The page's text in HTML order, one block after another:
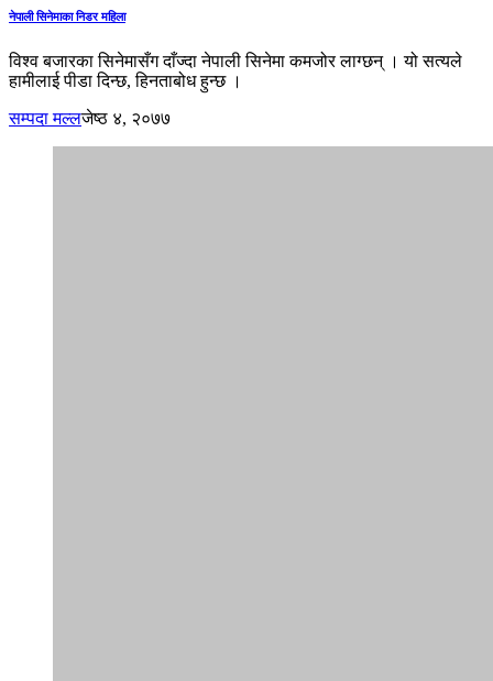
नेपाली सिनेमाका निडर महिला
विश्व बजारका सिनेमासँग दाँज्दा नेपाली सिनेमा कमजोर लाग्छन् । यो सत्यले
हामीलाई पीडा दिन्छ, हिनताबोध हुन्छ ।
सम्पदा मल्लजेष्ठ ४, २०७७